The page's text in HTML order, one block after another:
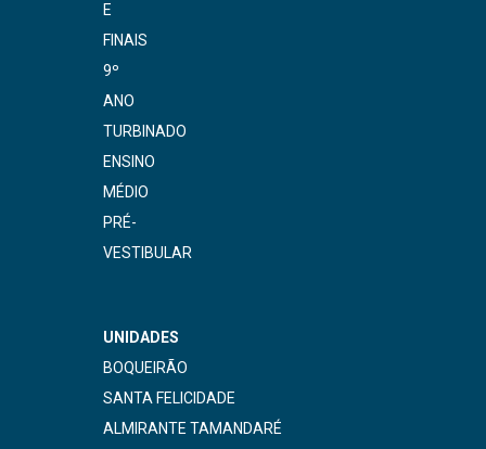
E
FINAIS
9º
ANO
TURBINADO
ENSINO
MÉDIO
PRÉ-
VESTIBULAR
UNIDADES
BOQUEIRÃO
SANTA FELICIDADE
ALMIRANTE TAMANDARÉ